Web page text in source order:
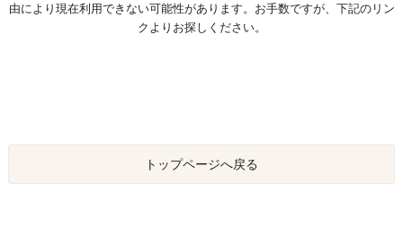
由により現在利用できない可能性があります。お手数ですが、下記のリン
クよりお探しください。
トップページへ戻る